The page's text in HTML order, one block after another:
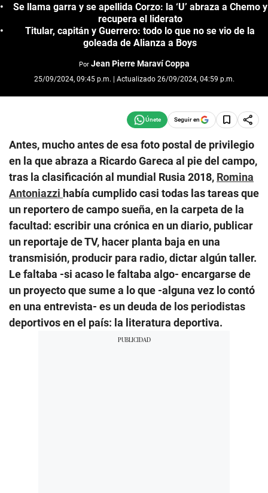
Se llama garra y se apellida Corzo: la ‘U’ abraza a Chemo y
recupera el liderato
Titular, capitán y Guerrero: todo lo que no se vio de la
goleada de Alianza a Boys
Por Jean Pierre Maraví Coppa
25/09/2024, 09:45 p.m. | Actualizado 26/09/2024, 04:59 p.m.
Seguir en
Antes, mucho antes de esa foto postal de privilegio
en la que abraza a Ricardo Gareca al pie del campo,
tras la clasificación al mundial Rusia 2018, Romina
Antoniazzi había cumplido casi todas las tareas que
un reportero de campo sueña, en la carpeta de la
facultad: escribir una crónica en un diario, publicar
un reportaje de TV, hacer planta baja en una
transmisión, producir para radio, dictar algún taller.
Le faltaba -si acaso le faltaba algo- encargarse de
un proyecto que sume a lo que -alguna vez lo contó
en una entrevista- es un deuda de los periodistas
deportivos en el país: la literatura deportiva.